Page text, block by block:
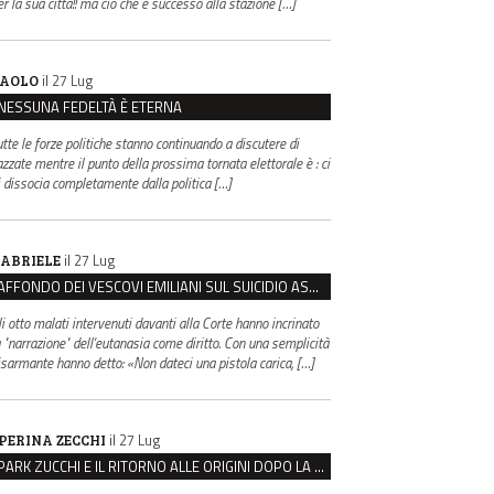
il 27 Lug
FEDELTÀ È ETERNA
le forze politiche stanno continuando a discutere di
mentre il punto della prossima tornata elettorale è : ci
completamente dalla politica […]
il 27 Lug
AFFONDO DEI VESCOVI EMILIANI SUL SUICIDIO ASSISTITO: “È CONTRO IL VALORE DELLA PERSONA”
otto malati intervenuti davanti alla Corte hanno incrinato
"narrazione" dell'eutanasia come diritto. Con una semplicità
hanno detto: «Non dateci una pistola carica, […]
ZECCHI il 27 Lug
PARK ZUCCHI E IL RITORNO ALLE ORIGINI DOPO LA DISAVVENTURA CON REGGIO EMILIA PARCHEGGI